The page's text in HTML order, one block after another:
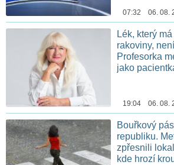
07:32 06. 08.
Lék, který
rakoviny,
Profesorka
jako
19:04 06. 08.
Bouřkový
republiku.
zpřesnili
kde hrozí